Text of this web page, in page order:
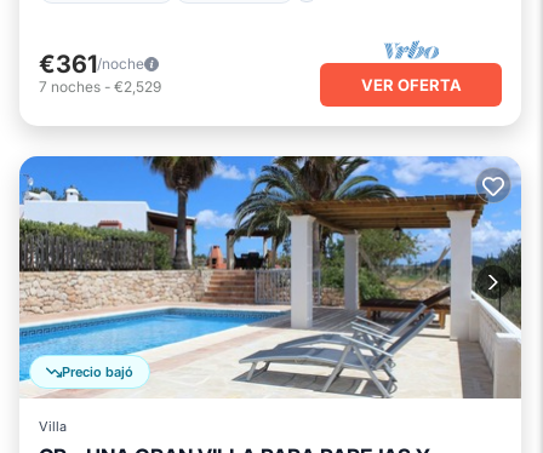
€361/noche
7 noches - €2,529 VER OFERTA
Precio bajó
Villa